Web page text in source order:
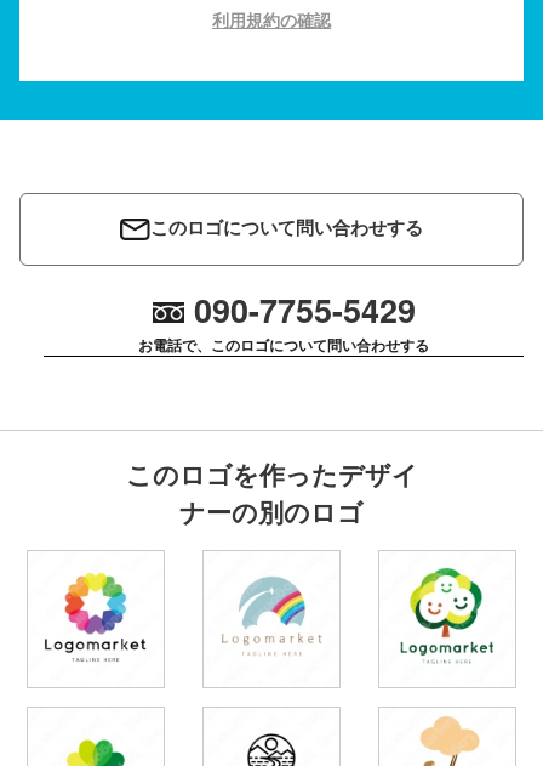
利用規約の確認
このロゴについて問い合わせする
090-7755-5429
お電話で、このロゴについて問い合わせする
このロゴを作ったデザイ
ナーの別のロゴ